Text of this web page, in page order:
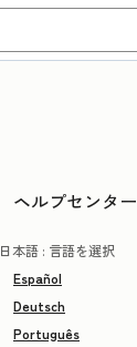
ヘルプセンター
日本語 : 言語を選択
Español
Deutsch
Português